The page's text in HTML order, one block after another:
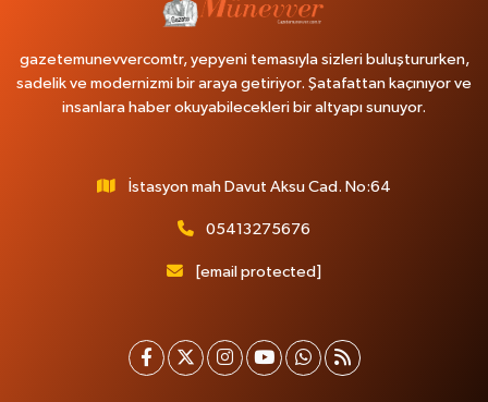
gazetemunevvercomtr, yepyeni temasıyla sizleri buluştururken,
sadelik ve modernizmi bir araya getiriyor. Şatafattan kaçınıyor ve
insanlara haber okuyabilecekleri bir altyapı sunuyor.
İstasyon mah Davut Aksu Cad. No:64
05413275676
[email protected]